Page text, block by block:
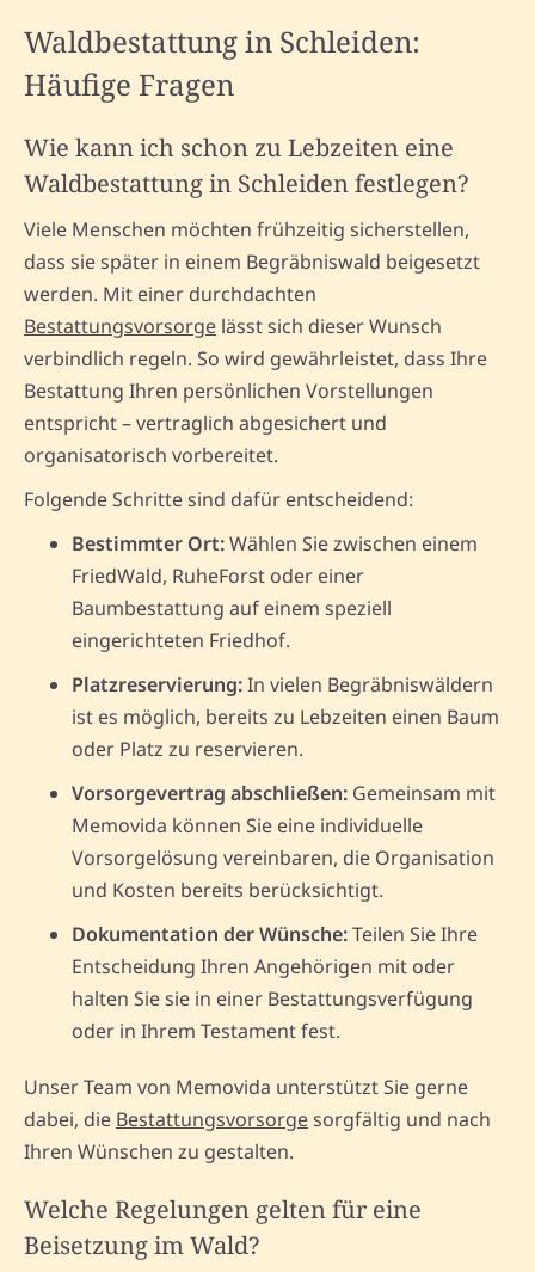
Waldbestattung in Schleiden:
Häufige Fragen
Wie kann ich schon zu Lebzeiten eine
Waldbestattung in Schleiden festlegen?
Viele Menschen möchten frühzeitig sicherstellen,
dass sie später in einem Begräbniswald beigesetzt
werden. Mit einer durchdachten
Bestattungsvorsorge lässt sich dieser Wunsch
verbindlich regeln. So wird gewährleistet, dass Ihre
Bestattung Ihren persönlichen Vorstellungen
entspricht – vertraglich abgesichert und
organisatorisch vorbereitet.
Folgende Schritte sind dafür entscheidend:
Bestimmter Ort:Wählen Sie zwischen einem
FriedWald, RuheForst oder einer
Baumbestattung auf einem speziell
eingerichteten Friedhof.
Platzreservierung:In vielen Begräbniswäldern
ist es möglich, bereits zu Lebzeiten einen Baum
oder Platz zu reservieren.
Vorsorgevertrag abschließen: Gemeinsam mit
Memovida können Sie eine individuelle
Vorsorgelösung vereinbaren, die Organisation
und Kosten bereits berücksichtigt.
Dokumentation der Wünsche:Teilen Sie Ihre
Entscheidung Ihren Angehörigen mit oder
halten Sie sie in einer Bestattungsverfügung
oder in Ihrem Testament fest.
Unser Team von Memovida unterstützt Sie gerne
dabei, die Bestattungsvorsorgesorgfältig und nach
Ihren Wünschen zu gestalten.
Welche Regelungen gelten für eine
Beisetzung im Wald?